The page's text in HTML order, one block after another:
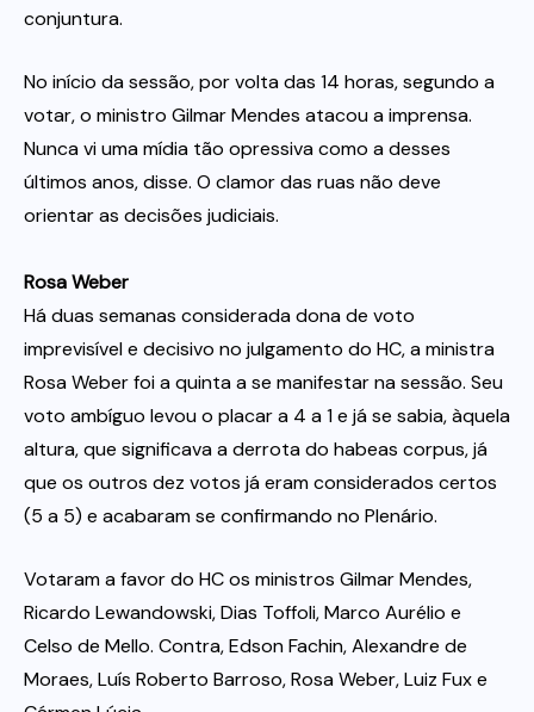
conjuntura.
No início da sessão, por volta das 14 horas, segundo a
votar, o ministro Gilmar Mendes atacou a imprensa.
Nunca vi uma mídia tão opressiva como a desses
últimos anos, disse. O clamor das ruas não deve
orientar as decisões judiciais.
Rosa Weber
Há duas semanas considerada dona de voto
imprevisível e decisivo no julgamento do HC, a ministra
Rosa Weber foi a quinta a se manifestar na sessão. Seu
voto ambíguo levou o placar a 4 a 1 e já se sabia, àquela
altura, que significava a derrota do habeas corpus, já
que os outros dez votos já eram considerados certos
(5 a 5) e acabaram se confirmando no Plenário.
Votaram a favor do HC os ministros Gilmar Mendes,
Ricardo Lewandowski, Dias Toffoli, Marco Aurélio e
Celso de Mello. Contra, Edson Fachin, Alexandre de
Moraes, Luís Roberto Barroso, Rosa Weber, Luiz Fux e